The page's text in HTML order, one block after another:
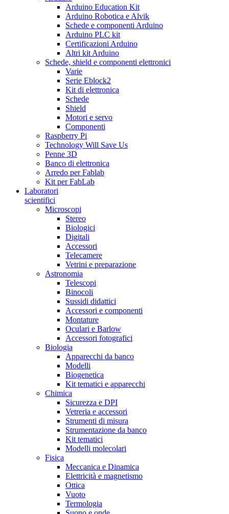
Arduino Education Kit
Arduino Robotica e Alvik
Schede e componenti Arduino
Arduino PLC kit
Certificazioni Arduino
Altri kit Arduino
Schede, shield e componenti elettronici
Varie
Serie Eblock2
Kit di elettronica
Schede
Shield
Motori e servo
Componenti
Raspberry Pi
Technology Will Save Us
Penne 3D
Banco di elettronica
Arredo per Fablab
Kit per FabLab
Laboratori
scientifici
Microscopi
Stereo
Biologici
Digitali
Accessori
Telecamere
Vetrini e preparazione
Astronomia
Telescopi
Binocoli
Sussidi didattici
Accessori e componenti
Montature
Oculari e Barlow
Accessori fotografici
Biologia
Apparecchi da banco
Modelli
Biogenetica
Kit tematici e apparecchi
Chimica
Sicurezza e DPI
Vetreria e accessori
Strumenti di misura
Strumentazione da banco
Kit tematici
Modelli molecolari
Fisica
Meccanica e Dinamica
Elettricità e magnetismo
Ottica
Vuoto
Termologia